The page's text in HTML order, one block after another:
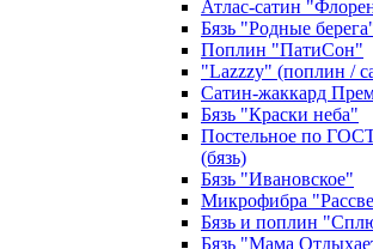
Атлас-сатин
Бязь "Родные
Поплин "ПатиСон"
"Lazzzy" (поплин /
Сатин-жаккард
Бязь "Краски неба"
Постельное по
(бязь)
Бязь "Ивановское"
Микрофибра
Бязь и поплин
Бязь "Мама